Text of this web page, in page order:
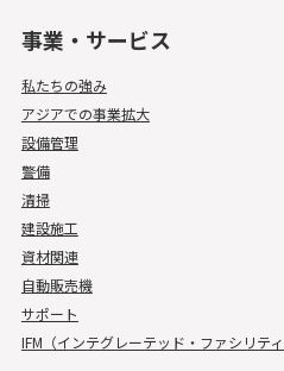
事業・サービス
私たちの強み
アジアでの事業拡大
設備管理
警備
清掃
建設施工
資材関連
自動販売機
サポート
IFM（インテグレーテッド・ファシリティ